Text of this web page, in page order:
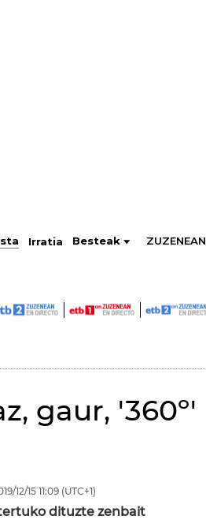
Irratia Besteak ZUZENEAN
gaur, '360º'
12/15 11:09 (UTC+1)
dituzte zenbait